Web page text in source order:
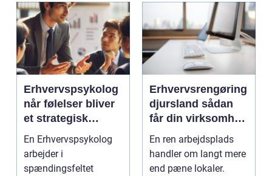
Erhvervspsykolog
når følelser bliver
et strategisk
værktøj i
arbejdslivet
En Erhvervspsykolog
arbejder i
spændingsfeltet
Erhvervsrengøring
djursland sådan
får din virksomhed
mest muligt ud af
rengøringen
En ren arbejdsplads
handler om langt mere
end pæne lokaler.